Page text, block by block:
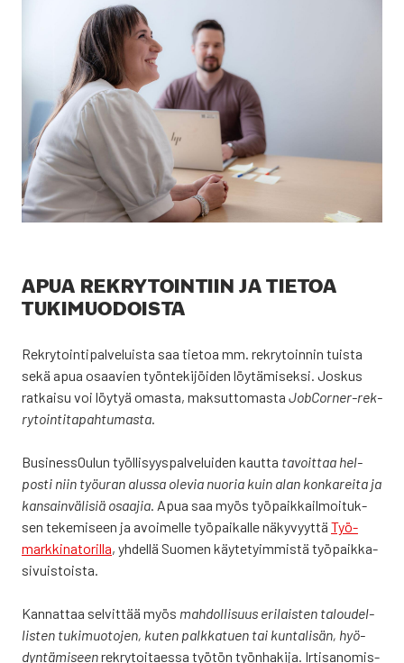
APUA REK­RY­TOIN­TIIN JA TIE­TOA
TUKI­MUO­DOIS­TA
Rek­ry­toin­ti­pal­ve­luis­ta saa tie­toa mm. rek­ry­toin­nin tuis­ta
sekä apua osaa­vien työn­te­ki­jöi­den löy­tä­mi­sek­si. Jos­kus
rat­kai­su voi löy­tyä omas­ta, mak­sut­to­mas­ta JobCor­ner-rek­
ry­toin­ti­ta­pah­tu­mas­ta.
Business­Oulun työl­li­syys­pal­ve­lui­den kaut­ta tavoit­taa hel­
pos­ti niin työ­uran alus­sa ole­via nuo­ria kuin alan kon­ka­rei­ta ja
kan­sain­vä­li­siä osaa­jia. Apua saa myös työ­paik­kail­moi­tuk­
sen teke­mi­seen ja avoi­mel­le työ­pai­kal­le näky­vyyt­tä Työ­
mark­ki­na­to­ril­la, yhdel­lä Suo­men käy­te­tyim­mis­tä työ­paik­ka­
si­vuis­tois­ta.
Kan­nat­taa sel­vit­tää myös mah­dol­li­suus eri­lais­ten talou­del­
lis­ten tuki­muo­to­jen, kuten palk­ka­tuen tai kun­ta­li­sän, hyö­
dyn­tä­mi­seenrek­ry­toi­taes­sa työ­tön työn­ha­ki­ja. Irti­sa­no­mis-